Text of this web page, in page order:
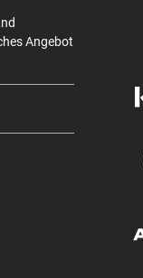
Angebot